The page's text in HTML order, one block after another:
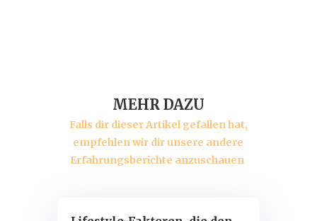
MEHR DAZU
Falls dir dieser Artikel gefallen hat,
empfehlen wir dir unsere andere
Erfahrungsberichte anzuschauen